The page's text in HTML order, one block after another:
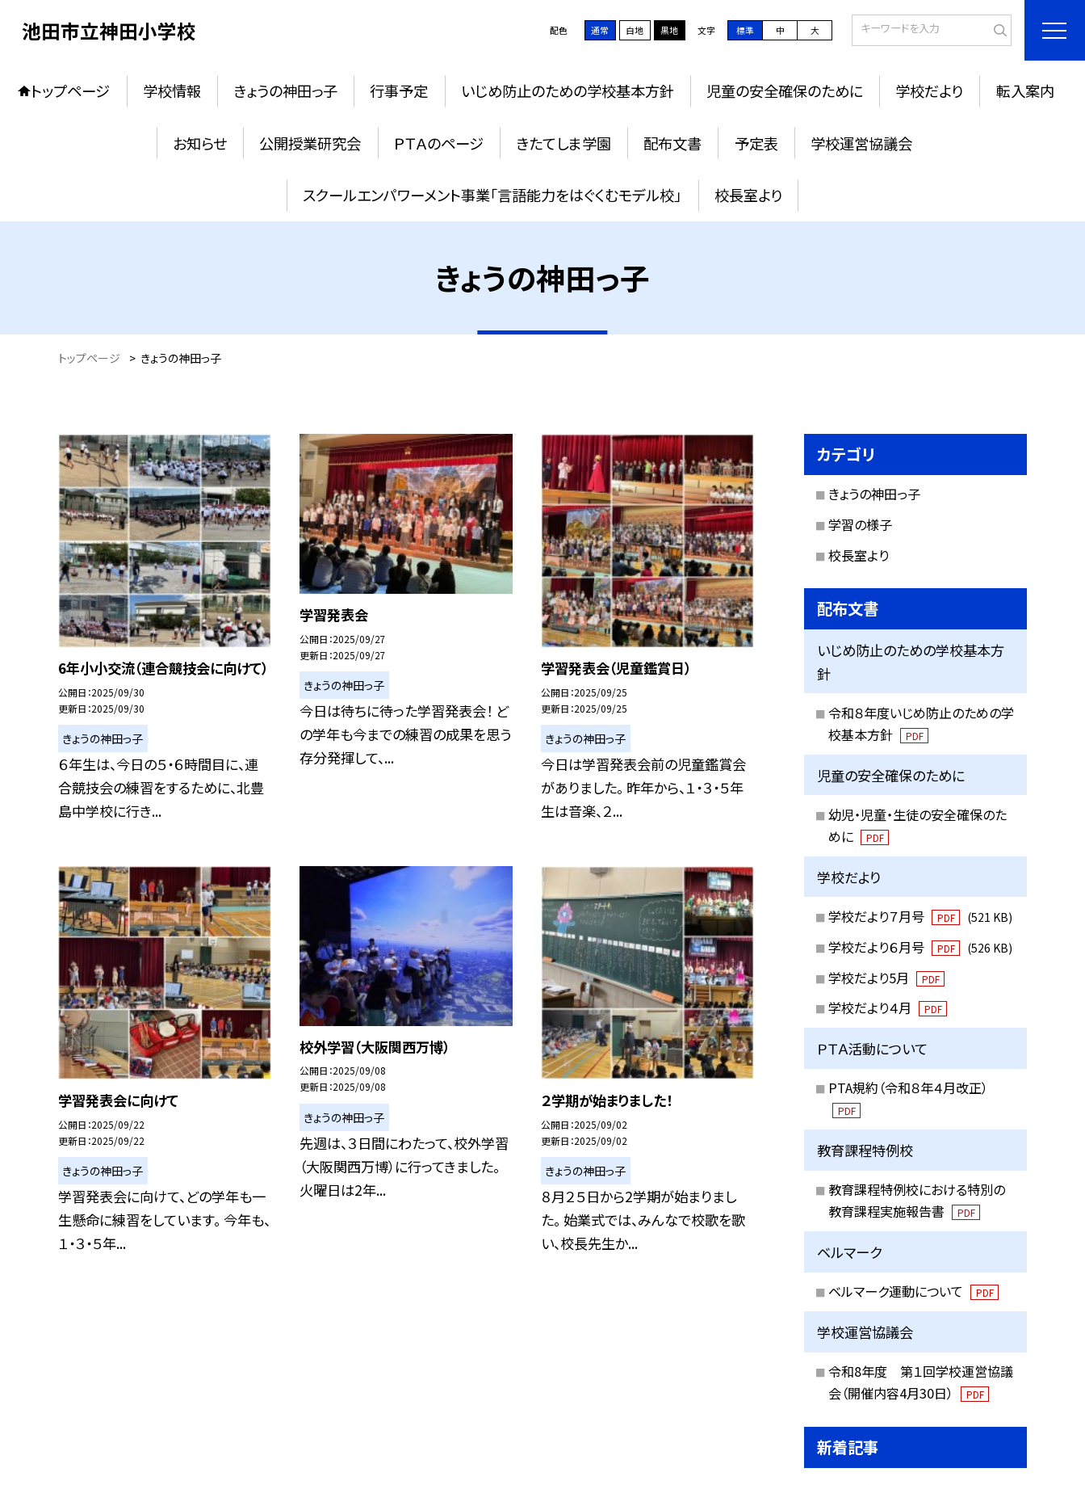
池田市立神田小学校 配色 通常 白地 黒地 文字 標準 中 大
トップページ 学校情報 きょうの神田っ子 行事予定 いじめ防止のための学校基本方針 児童の安全確保のために 学校だより 転入案内
お知らせ 公開授業研究会 ＰＴＡのページ きたてしま学園 配布文書 予定表 学校運営協議会
スクールエンパワーメント事業「言語能力をはぐくむモデル校」 校長室より
きょうの神田っ子
トップページ > きょうの神田っ子
6年小小交流（連合競技会に向けて）
公開日 2025/09/30
更新日 2025/09/30
きょうの神田っ子
６年生は、今日の５・６時間目に、連
合競技会の練習をするために、北豊
島中学校に行き...
学習発表会
公開日 2025/09/27
更新日 2025/09/27
きょうの神田っ子
今日は待ちに待った学習発表会！ ど
の学年も今までの練習の成果を思う
存分発揮して、...
学習発表会（児童鑑賞日）
公開日 2025/09/25
更新日 2025/09/25
きょうの神田っ子
今日は学習発表会前の児童鑑賞会
がありました。 昨年から、１・３・５年
生は音楽、２...
学習発表会に向けて
公開日 2025/09/22
更新日 2025/09/22
きょうの神田っ子
学習発表会に向けて、どの学年も一
生懸命に練習をしています。 今年も、
１・３・５年...
校外学習（大阪関西万博）
公開日 2025/09/08
更新日 2025/09/08
きょうの神田っ子
先週は、３日間にわたって、校外学習
（大阪関西万博）に行ってきました。
火曜日は2年...
２学期が始まりました！
公開日 2025/09/02
更新日 2025/09/02
きょうの神田っ子
８月２５日から2学期が始まりまし
た。 始業式では、みんなで校歌を歌
い、校長先生か...
カテゴリ
きょうの神田っ子
学習の様子
校長室より
配布文書
いじめ防止のための学校基本方
針
令和８年度いじめ防止のための学
校基本方針
PDF
児童の安全確保のために
幼児・児童・生徒の安全確保のた
めに
PDF
学校だより
学校だより７月号 PDF (521 KB)
学校だより６月号 PDF (526 KB)
学校だより5月 PDF
学校だより４月 PDF
ＰＴＡ活動について
PTA規約（令和８年４月改正）
PDF
教育課程特例校
教育課程特例校における特別の
教育課程実施報告書
PDF
ベルマーク
ベルマーク運動について PDF
学校運営協議会
令和8年度 第１回学校運営協議
会（開催内容4月30日）
PDF
新着記事